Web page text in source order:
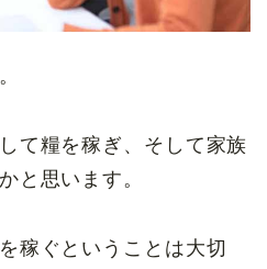
て糧を稼ぎ、そして家族
と思います。
稼ぐということは大切